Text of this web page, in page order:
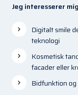
Jeg interesserer
Digitalt smile
teknologi
Kosmetisk
facader eller
Bidfunktion